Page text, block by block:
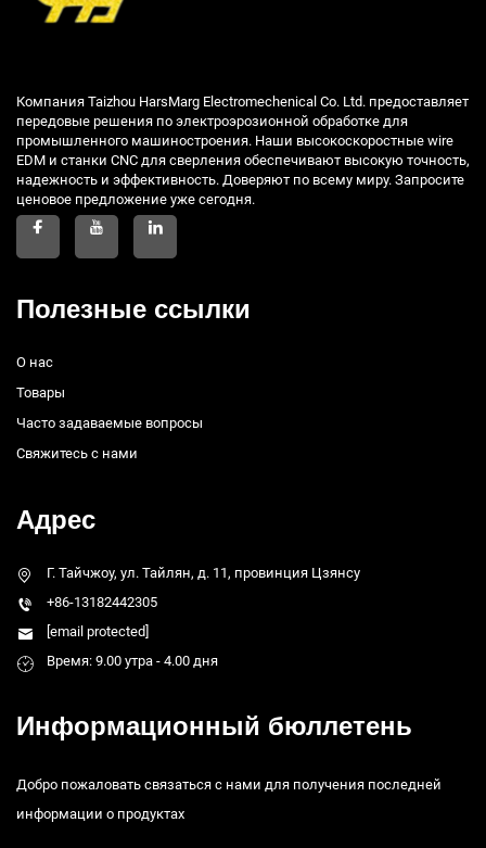
Компания Taizhou HarsMarg Electromechenical Co. Ltd. предоставляет
передовые решения по электроэрозионной обработке для
промышленного машиностроения. Наши высокоскоростные wire
EDM и станки CNC для сверления обеспечивают высокую точность,
надежность и эффективность. Доверяют по всему миру. Запросите
ценовое предложение уже сегодня.
Полезные ссылки
О нас
Товары
Часто задаваемые вопросы
Свяжитесь с нами
Адрес
Г. Тайчжоу, ул. Тайлян, д. 11, провинция Цзянсу
+86-13182442305
[email protected]
Время: 9.00 утра - 4.00 дня
Информационный бюллетень
Добро пожаловать связаться с нами для получения последней
информации о продуктах